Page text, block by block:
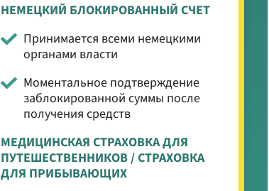
НЕМЕЦКИЙ БЛОКИРОВАННЫЙ СЧЕТ
Принимается всеми немецкими
органами власти
Моментальное подтверждение
заблокированной суммы после
получения средств
МЕДИЦИНСКАЯ СТРАХОВКА ДЛЯ
ПУТЕШЕСТВЕННИКОВ / СТРАХОВКА
ДЛЯ ПРИБЫВАЮЩИХ